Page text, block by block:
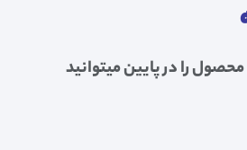
را در پایین میتوانید